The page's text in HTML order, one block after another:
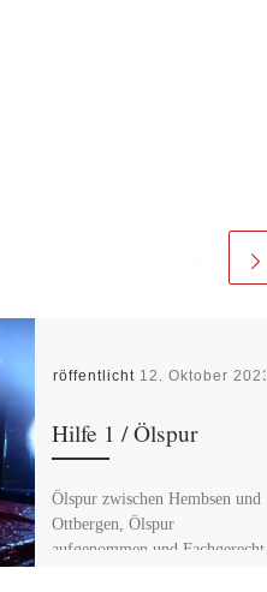
Veröffentlicht 12. Oktober 2023
Hilfe 1 / Ölspur
Ölspur zwischen Hembsen und
Ottbergen, Ölspur
aufgenommen und Fachgerecht